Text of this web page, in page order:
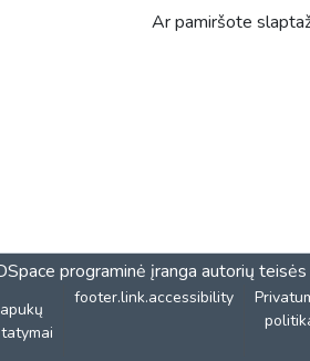
Ar pamiršote
programinė įranga autorių
footer.link.accessibility